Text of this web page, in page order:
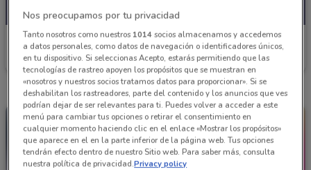
Soriana Mercado
Caduca Miércoles
Nos preocupamos por tu privacidad
Tanto nosotros como nuestros 1014socios almacenamos y accedemos
a datos personales, como datos de navegación o identificadores únicos,
en tu dispositivo. Si seleccionas Acepto, estarás permitiendo que las
tecnologías de rastreo apoyen los propósitos que se muestran en
«nosotros y nuestros socios tratamos datos para proporcionar». Si se
deshabilitan los rastreadores, parte del contenido y los anuncios que ves
podrían dejar de ser relevantes para ti. Puedes volver a acceder a este
menú para cambiar tus opciones o retirar el consentimiento en
cualquier momento haciendo clic en el enlace «Mostrar los propósitos»
que aparece en el en la parte inferior de la página web. Tus opciones
tendrán efecto dentro de nuestro Sitio web. Para saber más, consulta
nuestra política de privacidad.Privacy policy